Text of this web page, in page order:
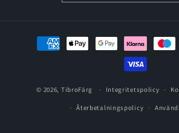
Betalningsmetoder
© 2026, TibroFärg Integritetspolicy
Återbetalningspolicy